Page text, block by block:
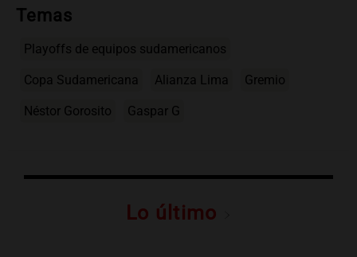
Temas
Playoffs de equipos sudamericanos
Copa Sudamericana Alianza Lima Gremio
Néstor Gorosito Gaspar G
Lo último